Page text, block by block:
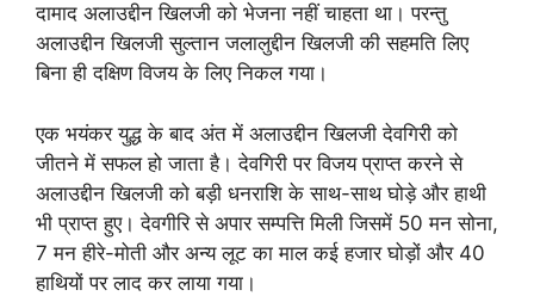
दामाद अलाउद्दीन खिलजी को भेजना नहीं चाहता था। परन्तु
अलाउद्दीन खिलजी सुल्तान जलालुद्दीन खिलजी की सहमति लिए
बिना ही दक्षिण विजय के लिए निकल गया।
एक भयंकर युद्ध के बाद अंत में अलाउद्दीन खिलजी देवगिरी को
जीतने में सफल हो जाता है। देवगिरी पर विजय प्राप्त करने से
अलाउद्दीन खिलजी को बड़ी धनराशि के साथ-साथ घोड़े और हाथी
भी प्राप्त हुए। देवगीरि से अपार सम्पत्ति मिली जिसमें 50 मन सोना,
7 मन हीरे-मोती और अन्य लूट का माल कई हजार घोड़ों और 40
हाथियों पर लाद कर लाया गया।